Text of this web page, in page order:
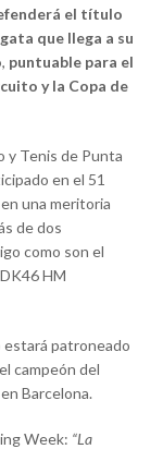
el título
que llega a su
, puntuable para el
y la Copa de
y Tenis de Punta
en el 51
una meritoria
de dos
como son el
HM
estará patroneado
campeón del
Barcelona.
Week: “La